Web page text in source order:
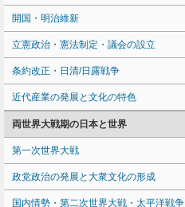
開国・明治維新
立憲政治・憲法制定・議会の設立
条約改正・日清/日露戦争
近代産業の発展と文化の特色
両世界大戦期の日本と世界
第一次世界大戦
政党政治の発展と大衆文化の形成
国内情勢・第二次世界大戦・太平洋戦争